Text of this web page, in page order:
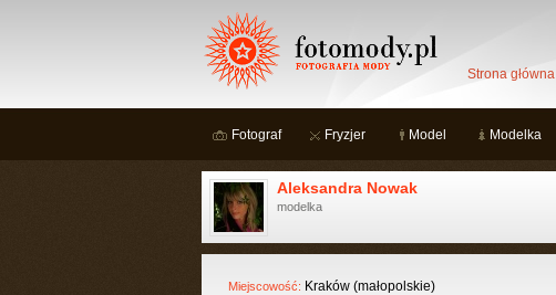
Strona główna
Fotograf Fryzjer Model Modelka
Aleksandra Nowak
modelka
Miejscowość: Kraków (małopolskie)